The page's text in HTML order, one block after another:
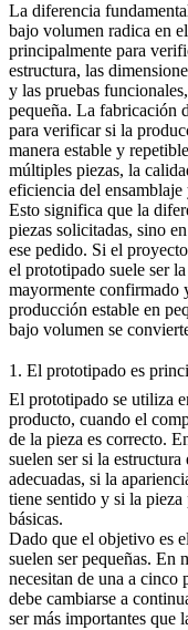
La diferencia
bajo volumen radica en
principalmente para
estructura, las
y las pruebas
pequeña. La fabricación
para verificar si la
manera estable y
múltiples piezas, la
eficiencia del
Esto significa que la
piezas solicitadas, sino
ese pedido. Si el
el prototipado suele ser
mayormente confirmado
producción estable en
bajo volumen se
1. El prototipado es
El prototipado se utiliza
producto, cuando el
de la pieza es correcto.
suelen ser si la
adecuadas, si la
tiene sentido y si la pieza
básicas.
Dado que el objetivo es
suelen ser pequeñas. En
necesitan de una a cinco
debe cambiarse a
ser más importantes que